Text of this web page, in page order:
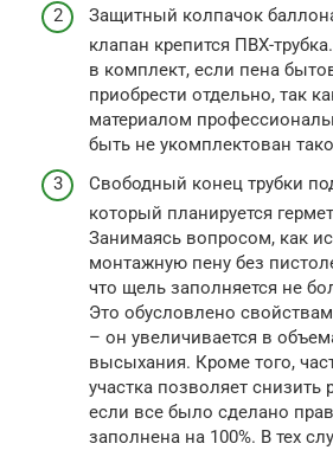
Защитный колпачок
клапан крепится ПВХ-
в комплект, если пена
приобрести отдельно, так
материалом
быть не укомплектован
Свободный конец трубки
который планируется
Занимаясь вопросом, как
монтажную пену без
что щель заполняется не
Это обусловлено
– он увеличивается в
высыхания. Кроме того,
участка позволяет снизить
если все было сделано
заполнена на 100%. В тех